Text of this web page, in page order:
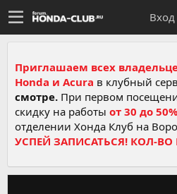
Вход
Приглашаем всех
Honda и Acura в клубный
смотре. При первом
скидку на работы от 30 до 50%
отделении Хонда Клуб на
УСПЕЙ ЗАПИСАТЬСЯ! КОЛ-